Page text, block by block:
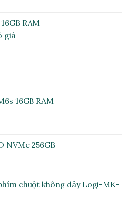
RAM
giá
16GB RAM
NVMe 256GB
chuột không dây Logi-MK-